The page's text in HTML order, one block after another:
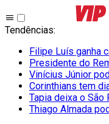
Tendências:
Filipe Luís ganha
Presidente do
Vinícius Júnior
Corinthians tem
Tapia deixa o São
Thiago Almada